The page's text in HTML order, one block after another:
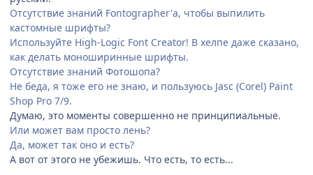
Отсутствие знаний Fontographer'а, чтобы выпилить
кастомные шрифты?
Используйте High-Logic Font Creator! В хелпе даже сказано,
как делать моноширинные шрифты.
Отсутствие знаний Фотошопа?
Не беда, я тоже его не знаю, и пользуюсь Jasc (Corel) Paint
Shop Pro 7/9.
Думаю, это моменты совершенно не принципиальные.
Или может вам просто лень?
Да, может так оно и есть?
А вот от этого не убежишь. Что есть, то есть...